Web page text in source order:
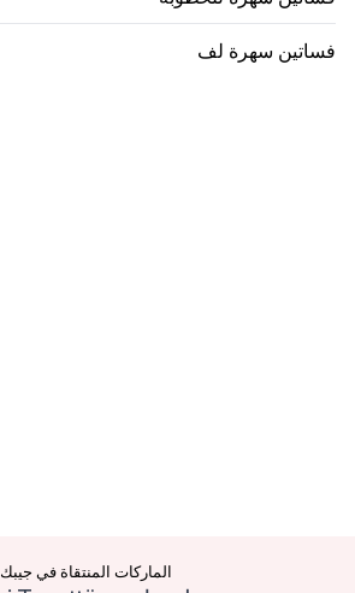
فساتين سهرة لف
الماركات المنتقاة في جيبك